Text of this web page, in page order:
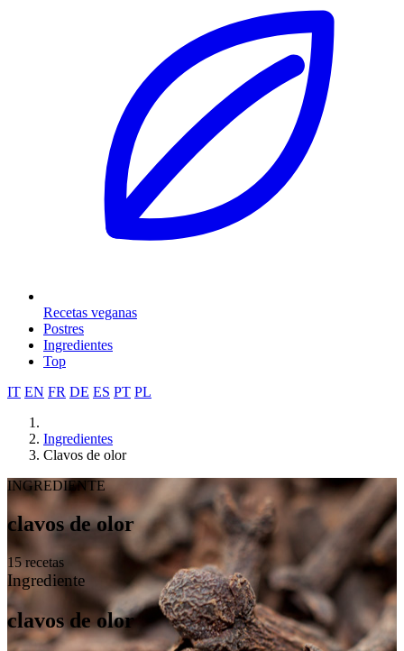
Recetas veganas
Postres
Ingredientes
Top
IT EN FR DE ES PT PL
Ingredientes
Clavos de olor
INGREDIENTE
clavos de olor
15 recetas
Ingrediente
clavos de olor